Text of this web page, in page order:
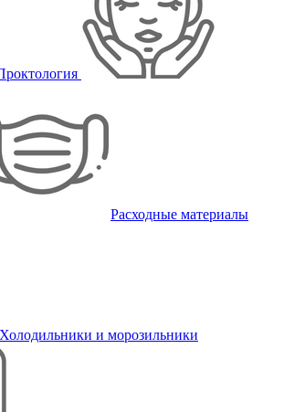
Расходные материалы
Холодильники и морозильники